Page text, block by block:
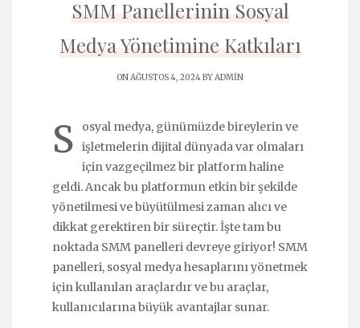
SMM Panellerinin Sosyal
Medya Yönetimine Katkıları
ON AĞUSTOS 4, 2024 BYADMIN
S
osyal medya, günümüzde bireylerin ve
işletmelerin dijital dünyada var olmaları
için vazgeçilmez bir platform haline
geldi. Ancak bu platformun etkin bir şekilde
yönetilmesi ve büyütülmesi zaman alıcı ve
dikkat gerektiren bir süreçtir. İşte tam bu
noktada SMM panelleri devreye giriyor! SMM
panelleri, sosyal medya hesaplarını yönetmek
için kullanılan araçlardır ve bu araçlar,
kullanıcılarına büyük avantajlar sunar.